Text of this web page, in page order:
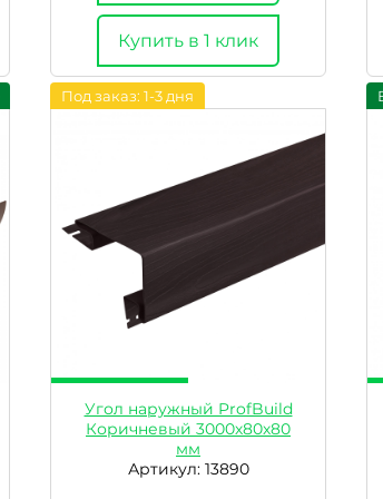
Купить в 1 клик
Под заказ: 1-3 дня
Угол наружный ProfBuild
Коричневый 3000х80х80
мм
Артикул: 13890